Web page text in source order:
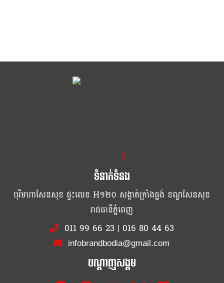
ខ្លឹម ខ្លី រហ័ស
ទំនាក់ទំនង
បុរីមហាសែនសុខ ផ្ទះលេខ H១២០ សង្កាត់ក្រាំងធ្នង់ ខណ្ឌសែនសុខ
រាជធានីភ្នំពេញ
011 99 66 23| 016 80 44 63
infobrandbodia@gmail.com
បណ្ដាញសង្គម